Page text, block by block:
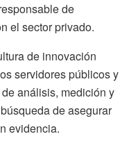
de
el sector privado.
de innovación
servidores públicos y
análisis, medición y
de asegurar
evidencia.